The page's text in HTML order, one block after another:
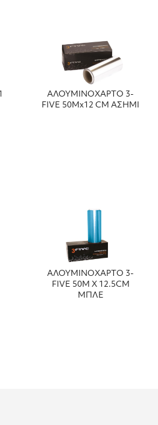
ΑΛΟΥΜΙΝΟΧΑΡΤΟ 3-
FIVE 50Mx12 CM ΑΣΗΜΙ
ΑΛΟΥΜΙΝΟΧΑΡΤΟ 3-
FIVE 50Μ Χ 12.5CM
ΜΠΛΕ